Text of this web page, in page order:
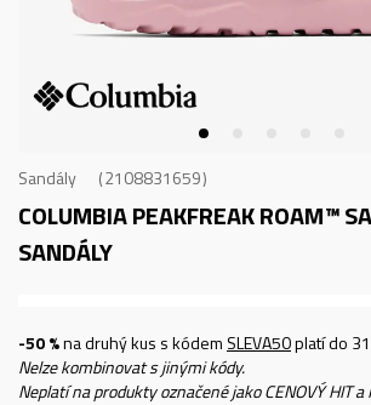
Sandály 2108831659
COLUMBIA PEAKFREAK ROAM™
SANDÁLY
-50 %na druhý kus s kódem SLEVA50platí do
Nelze kombinovat s jinými kódy.
Neplatí na produkty označené jako CENOVÝ HIT a